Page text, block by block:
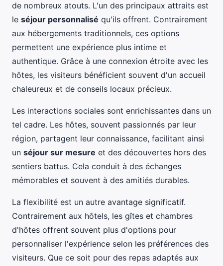
de nombreux atouts. L'un des principaux attraits est
le séjour personnalisé qu'ils offrent. Contrairement
aux hébergements traditionnels, ces options
permettent une expérience plus intime et
authentique. Grâce à une connexion étroite avec les
hôtes, les visiteurs bénéficient souvent d'un accueil
chaleureux et de conseils locaux précieux.
Les interactions sociales sont enrichissantes dans un
tel cadre. Les hôtes, souvent passionnés par leur
région, partagent leur connaissance, facilitant ainsi
un séjour sur mesure et des découvertes hors des
sentiers battus. Cela conduit à des échanges
mémorables et souvent à des amitiés durables.
La flexibilité est un autre avantage significatif.
Contrairement aux hôtels, les gîtes et chambres
d'hôtes offrent souvent plus d'options pour
personnaliser l'expérience selon les préférences des
visiteurs. Que ce soit pour des repas adaptés aux